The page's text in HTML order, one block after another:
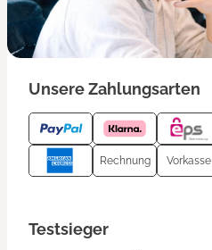
Unsere Zahlungsarten
Rechnung Vorkasse
Testsieger